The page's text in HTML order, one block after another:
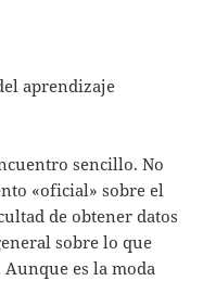
aprendizaje
sencillo. No
«oficial» sobre el
de obtener datos
sobre lo que
es la moda